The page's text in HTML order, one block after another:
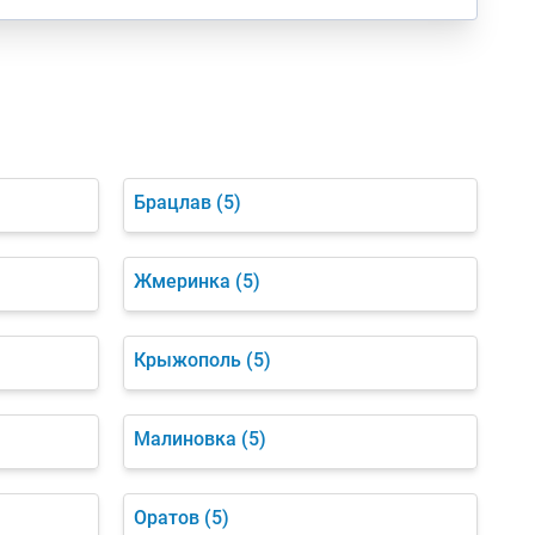
Брацлав (5)
Жмеринка (5)
Крыжополь (5)
Малиновка (5)
Оратов (5)